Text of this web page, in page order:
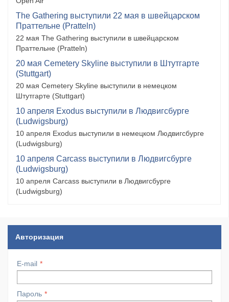
The Gathering выступили 22 мая в швейцарском
Праттельне (Pratteln)
22 мая The Gathering выступили в швейцарском
Праттельне (Pratteln)
20 мая Cemetery Skyline выступили в Штутгарте
(Stuttgart)
20 мая Cemetery Skyline выступили в немецком
Штутгарте (Stuttgart)
10 апреля Exodus выступили в Людвигсбурге
(Ludwigsburg)
10 апреля Exodus выступили в немецком Людвигсбурге
(Ludwigsburg)
10 апреля Carcass выступили в Людвигсбурге
(Ludwigsburg)
10 апреля Carcass выступили в Людвигсбурге
(Ludwigsburg)
Авторизация
E-mail
Пароль